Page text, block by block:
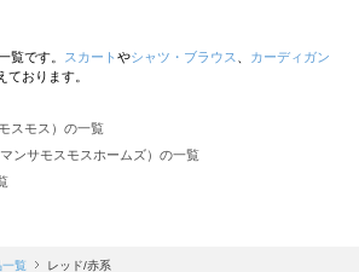
覧です。 スカート やシャツ・ブラウス
カーディガン
おります。
スモス）の一覧
ンサモスモスホームズ）の一覧
（ツハルバイサマンサモスモス）の一覧
モスモス ブルー）の一覧
覧 レッド/赤系